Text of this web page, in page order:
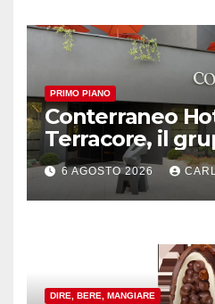
PRIMO PIANO
Conterraneo
Terracore, il
amplia l’ ospitalità
alle porte di
6 AGOSTO 2026
DIRE, BERE, MANGIARE